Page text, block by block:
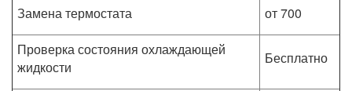
Замена термостата
от 700
Проверка состояния охлаждающей
жидкости
Бесплатно